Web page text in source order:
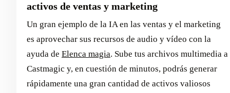
activos de ventas y marketing
Un gran ejemplo de la IA en las ventas y el marketing
es aprovechar sus recursos de audio y vídeo con la
ayuda de Elenca magia. Sube tus archivos multimedia a
Castmagic y, en cuestión de minutos, podrás generar
rápidamente una gran cantidad de activos valiosos